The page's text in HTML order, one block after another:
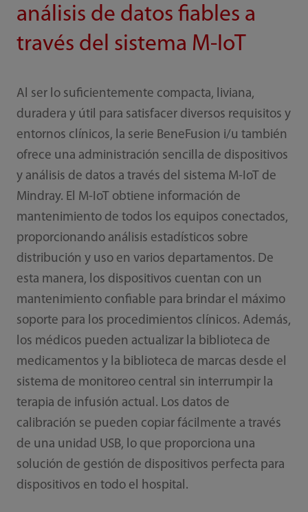
análisis de datos fiables a
través del sistema M-IoT
Al ser lo suficientemente compacta, liviana,
duradera y útil para satisfacer diversos requisitos y
entornos clínicos, la serie BeneFusion i/u también
ofrece una administración sencilla de dispositivos
y análisis de datos a través del sistema M-IoT de
Mindray. El M-IoT obtiene información de
mantenimiento de todos los equipos conectados,
proporcionando análisis estadísticos sobre
distribución y uso en varios departamentos. De
esta manera, los dispositivos cuentan con un
mantenimiento confiable para brindar el máximo
soporte para los procedimientos clínicos. Además,
los médicos pueden actualizar la biblioteca de
medicamentos y la biblioteca de marcas desde el
sistema de monitoreo central sin interrumpir la
terapia de infusión actual. Los datos de
calibración se pueden copiar fácilmente a través
de una unidad USB, lo que proporciona una
solución de gestión de dispositivos perfecta para
dispositivos en todo el hospital.